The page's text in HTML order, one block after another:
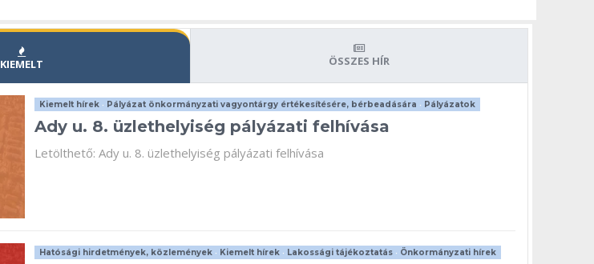
KIEMELT ÖSSZES HÍR
Kiemelt hírek • Pályázat önkormányzati vagyontárgy értékesítésére, bérbeadására • Pályázatok
Ady u. 8. üzlethelyiség pályázati felhívása
Letölthető: Ady u. 8. üzlethelyiség pályázati felhívása
Hatósági hirdetmények, közlemények • Kiemelt hírek • Lakossági tájékoztatás • Önkormányzati hírek